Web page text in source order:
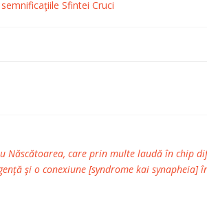
Sfintei Cruci
Născătoarea, care prin multe laudă în chip
şi o conexiune [syndrome kai synapheia]